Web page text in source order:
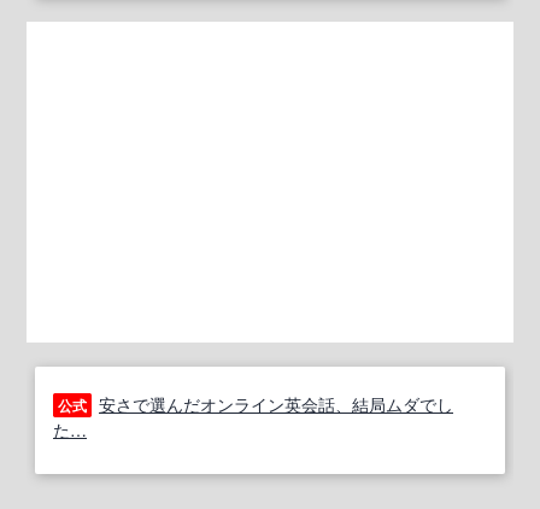
公式 安さで選んだオンライン英会話、結局ムダでし
た…